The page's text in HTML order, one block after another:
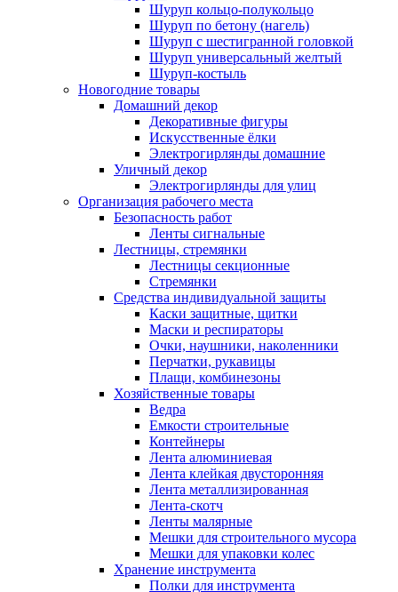
Шуруп кольцо-полукольцо
Шуруп по бетону (нагель)
Шуруп с шестигранной головкой
Шуруп универсальный желтый
Шуруп-костыль
Новогодние товары
Домашний декор
Декоративные фигуры
Искусственные ёлки
Электрогирлянды домашние
Уличный декор
Электрогирлянды для улиц
Организация рабочего места
Безопасность работ
Ленты сигнальные
Лестницы, стремянки
Лестницы секционные
Стремянки
Средства индивидуальной защиты
Каски защитные, щитки
Маски и респираторы
Очки, наушники, наколенники
Перчатки, рукавицы
Плащи, комбинезоны
Хозяйственные товары
Ведра
Емкости строительные
Контейнеры
Лента алюминиевая
Лента клейкая двусторонняя
Лента металлизированная
Лента-скотч
Ленты малярные
Мешки для строительного мусора
Мешки для упаковки колес
Хранение инструмента
Полки для инструмента